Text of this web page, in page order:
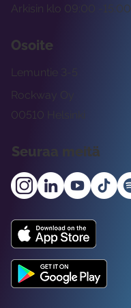
Arkisin klo 09:00 -15:00
Osoite
Rockway Oy
Lemuntie 3-5
00510 Helsinki
Seuraa meitä